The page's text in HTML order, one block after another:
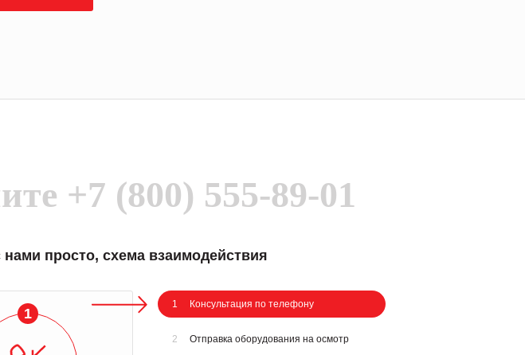
+7 (800) 555-89-01
нами просто, схема взаимодействия
1
1 Консультация по телефону
2 Отправка оборудования на осмотр